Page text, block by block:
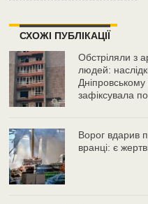
СХОЖІ ПУБЛІКАЦІЇ
Обстріляли з
людей:
зафіксувала
Ворог вдарив
вранці: є